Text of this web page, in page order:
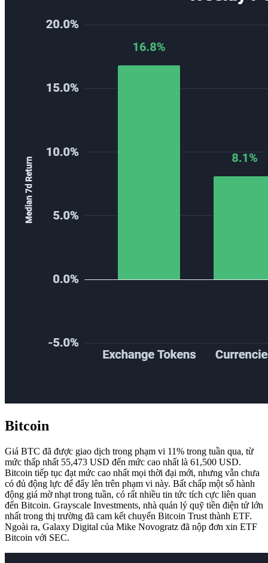
Bitcoin
Giá BTC đã được giao dịch trong phạm vi 11% trong tuần qua, từ
mức thấp nhất 55,473 USD đến mức cao nhất là 61,500 USD.
Bitcoin tiếp tục đạt mức cao nhất mọi thời đại mới, nhưng vẫn chưa
có đủ động lực để đẩy lên trên phạm vi này. Bất chấp một số hành
động giá mờ nhạt trong tuần, có rất nhiều tin tức tích cực liên quan
đến Bitcoin. Grayscale Investments, nhà quản lý quỹ tiền điện tử lớn
nhất trong thị trường đã cam kết chuyển Bitcoin Trust thành ETF.
Ngoài ra, Galaxy Digital của Mike Novogratz đã nộp đơn xin ETF
Bitcoin với SEC.